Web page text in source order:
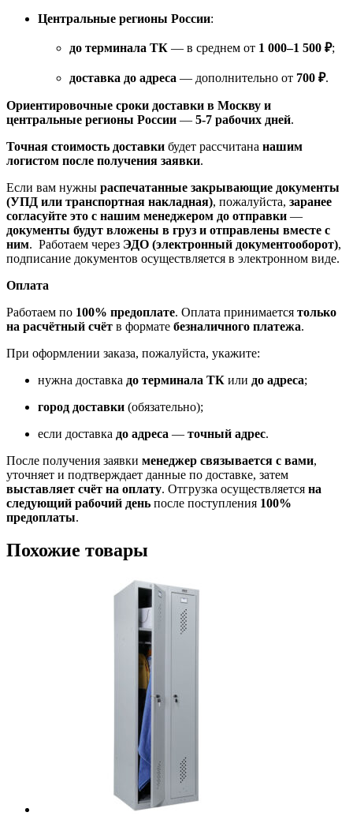
Центральные регионы России:
до терминала ТК — в среднем от 1 000–1 500 ₽;
доставка до адреса — дополнительно от 700 ₽.
Ориентировочные сроки доставки в Москву и
центральные регионы России — 5-7 рабочих дней.
Точная стоимость доставки будет рассчитана нашим
логистом после получения заявки.
Если вам нужны распечатанные закрывающие документы
(УПД или транспортная накладная), пожалуйста, заранее
согласуйте это с нашим менеджером до отправки —
документы будут вложены в груз и отправлены вместе с
ним. Работаем через ЭДО (электронный документооборот),
подписание документов осуществляется в электронном виде.
Оплата
Работаем по 100% предоплате. Оплата принимается только
на расчётный счёт в формате безналичного платежа.
При оформлении заказа, пожалуйста, укажите:
нужна доставка до терминала ТК или до адреса;
город доставки (обязательно);
если доставка до адреса — точный адрес.
После получения заявки менеджер связывается с вами,
уточняет и подтверждает данные по доставке, затем
выставляет счёт на оплату. Отгрузка осуществляется на
следующий рабочий день после поступления 100%
предоплаты.
Похожие товары